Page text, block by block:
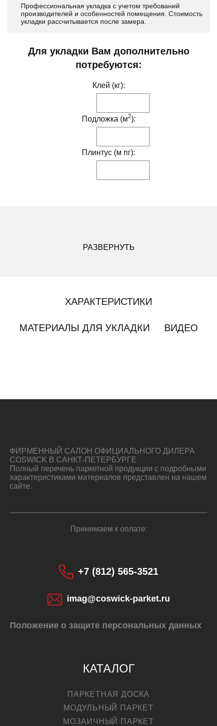
Профессиональная укладка с учетом требований
производителей и особенностей помещения. Стоимость
укладки рассчитывается после замера.
Для укладки Вам дополнительно
потребуются:
Клей (кг):
Подложка (м2):
Плинтус (м пг):
РАЗВЕРНУТЬ
ХАРАКТЕРИСТИКИ
МАТЕРИАЛЫ ДЛЯ УКЛАДКИ ВИДЕО
ФИРМЕННЫЙ САЛОН ОФИЦИАЛЬНОГО ДИЛЕРА
COSWICK В САНКТ-ПЕТЕРБУРГЕ
Полный перечень паркетной продукции с подробными
характеристиками материалов представлен на нашем
сайте.
Принимаем к оплате:
+7 (812) 565-3521
imag@coswick-parket.ru
Положение о защите персональных данных
КАТАЛОГ
ПАРКЕТНАЯ ДОСКА
МОДУЛЬНЫЙ ПАРКЕТ
МОЗАИЧНЫЙ ПАРКЕТ